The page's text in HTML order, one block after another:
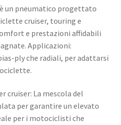
un pneumatico progettato
cruiser, touring e
e prestazioni affidabili
​Applicazioni:
ply che radiali, per adattarsi
cruiser: La mescola del
per garantire un elevato
per i motociclisti che